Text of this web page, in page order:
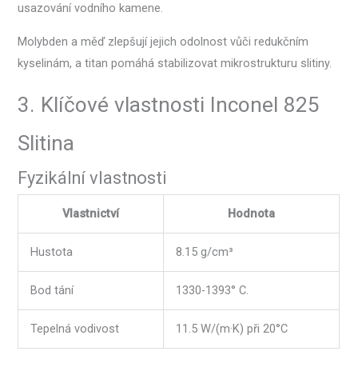
usazování vodního kamene.
Molybden a měď zlepšují jejich odolnost vůči redukčním
kyselinám, a titan pomáhá stabilizovat mikrostrukturu slitiny.
3. Klíčové vlastnosti Inconel 825
Slitina
Fyzikální vlastnosti
Vlastnictví Hodnota
Hustota 8.15 g/cm³
Bod tání 1330-1393° C.
Tepelná vodivost 11.5 W/(m·K) při 20°C